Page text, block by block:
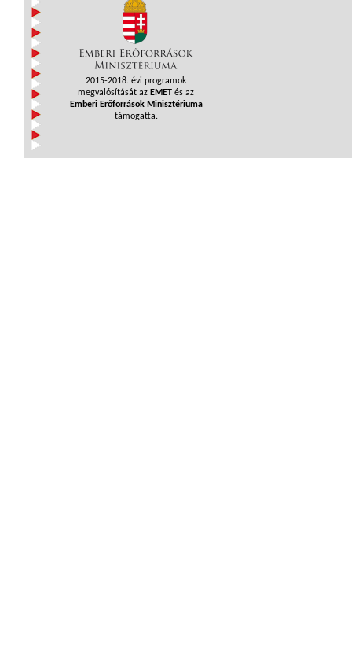
2015-2018. évi programok
megvalósítását az EMET és az
Emberi Erőforrások Minisztériuma
támogatta.